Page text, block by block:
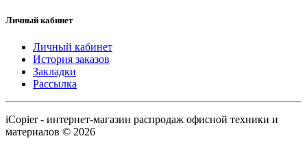
Личный кабинет
Личный кабинет
История заказов
Закладки
Рассылка
iCopier - интернет-магазин распродаж офисной техники и
материалов © 2026